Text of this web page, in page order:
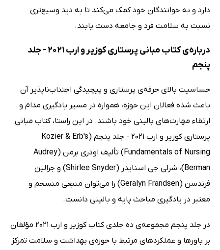
دارد و به خوانندگان خود کمک می‌کند تا به دید وسیع‌تری
نسبت به سلامت فرد و جامعه دست یابند.
درباره‌ی کتاب مبانی پرستاری کوزیر و ارب 2021 - جلد
پنجم
حساسیت بالای حرفه‌ی پرستاری و پیچیدگی اجتناب‌ناپذیر آن
باعث شده فعالان این حوزه، همواره در مسیر یادگیری مدام و
ارتقاء مهارت‌های بالینی خود باشند. در این راستا، کتاب مبانی
پرستاری کوزیر و ارب 2021 - جلد پنجم (Kozier & Erb's
Fundamentals of Nursing) تألیف اودری برمن (Audrey
Berman)، شرلی جی اسنایدر (Shirlee Snyder) و جرالین
فرندسن (Geralyn Frandsen) را می‌توان منبعی منسجم و
معتبر در یادگیری مباحث پایه و بالینی دانست.
در جلد پنجم مجموعه‌ی ده جلدی کتاب کوزیر و ارب 2021 مؤلفان
بر باورها و عملکردهای مرتبط با حوزه‌ی بهداشت و سلامت تمرکز